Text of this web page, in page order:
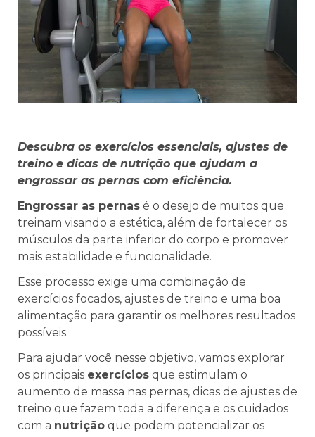
Descubra os exercícios essenciais, ajustes de
treino e dicas de nutrição que ajudam a
engrossar as pernas com eficiência.
Engrossar as pernas é o desejo de muitos que
treinam visando a estética, além de fortalecer os
músculos da parte inferior do corpo e promover
mais estabilidade e funcionalidade.
Esse processo exige uma combinação de
exercícios focados, ajustes de treino e uma boa
alimentação para garantir os melhores resultados
possíveis.
Para ajudar você nesse objetivo, vamos explorar
os principais exercícios que estimulam o
aumento de massa nas pernas, dicas de ajustes de
treino que fazem toda a diferença e os cuidados
com a nutrição que podem potencializar os